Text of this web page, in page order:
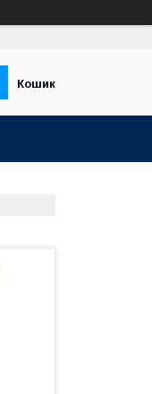
Кошик